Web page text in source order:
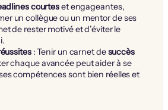
courteset engageantes,
un collègue ou un mentor de ses
de rester motivé et d’éviter le
: Tenir un carnet desuccès
chaque avancée peut aider à se
compétences sont bien réelles et